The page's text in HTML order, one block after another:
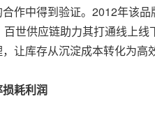
作中得到验证。2012年该
世供应链助力其打通线上
让库存从沉淀成本转化为高
耗利润